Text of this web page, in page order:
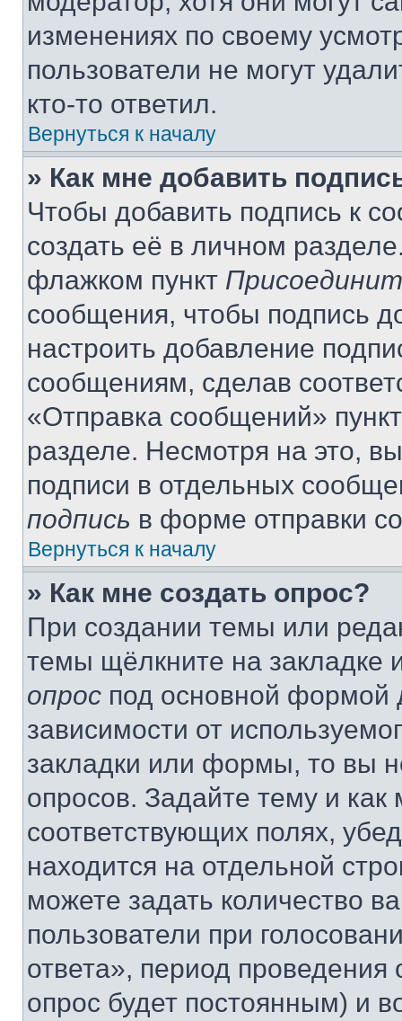
изменениях по своему
пользователи не могут
кто-то ответил.
Вернуться к началу
» Как мне добавить
Чтобы добавить подпись к
создать её в личном
флажком пункт
сообщения, чтобы подпись
настроить добавление
сообщениям, сделав
«Отправка сообщений»
разделе. Несмотря на это,
подписи в отдельных
подпись в форме отправки
Вернуться к началу
» Как мне создать опрос?
При создании темы или
темы щёлкните на
опрос под основной формой
зависимости от
закладки или формы, то вы
опросов. Задайте тему и
соответствующих полях,
находится на отдельной
можете задать количество
пользователи при
ответа», период проведения
опрос будет постоянным) и